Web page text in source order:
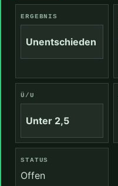
ERGEBNIS
Unentschieden
Ü/U
Unter 2,5
STATUS
Offen